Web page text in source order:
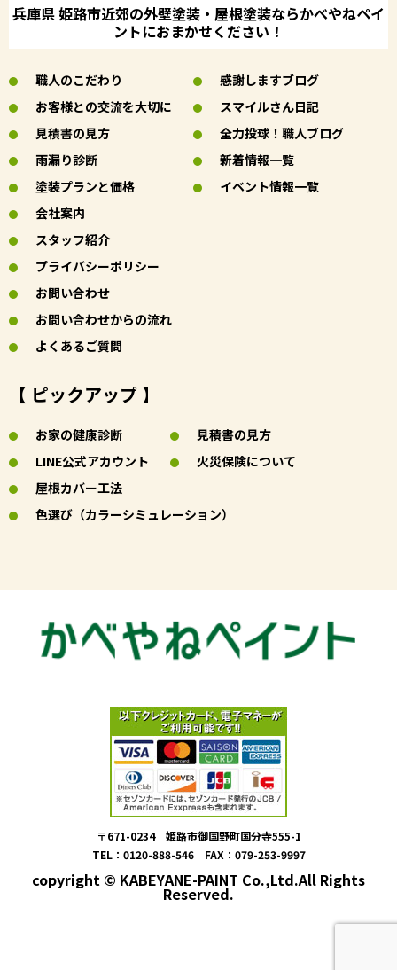
兵庫県 姫路市近郊の外壁塗装・屋根塗装ならかべやねペイ
ントにおまかせください！
職人のこだわり
お客様との交流を大切に
見積書の見方
雨漏り診断
塗装プランと価格
感謝しますブログ
スマイルさん日記
全力投球！職人ブログ
新着情報一覧
イベント情報一覧
会社案内
スタッフ紹介
プライバシーポリシー
お問い合わせ
お問い合わせからの流れ
よくあるご質問
【 ピックアップ 】
お家の健康診断
LINE公式アカウント
屋根カバー工法
見積書の見方
火災保険について
色選び（カラーシミュレーション）
〒671-0234 姫路市御国野町国分寺555-1
TEL：0120-888-546 FAX：079-253-9997
copyright © KABEYANE-PAINT Co.,Ltd.All Rights
Reserved.